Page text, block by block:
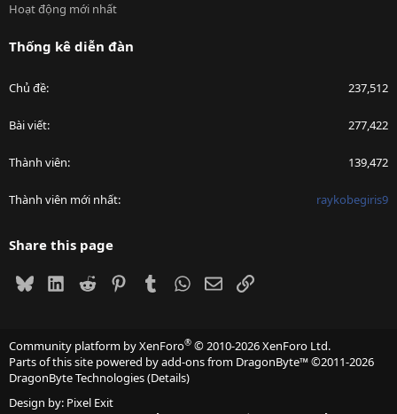
Hoạt động mới nhất
Thống kê diễn đàn
Chủ đề 237,512
Bài viết 277,422
Thành viên 139,472
Thành viên mới nhất raykobegiris9
Share this page
BlueskyLinkedIn
Reddit PinterestTumblrWhatsApp
EmailLink
Community platform by XenForo® © 2010-2026 XenForo Ltd.
Parts of this site powered byadd-ons from DragonByte™©2011-2026
DragonByte Technologies(Details)
Design by: Pixel Exit